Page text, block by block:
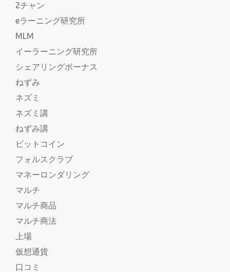
2チャン
eラーニング研究所
MLM
イーラーニング研究所
シェアリングボーナス
ねずみ
ネズミ
ネズミ講
ねずみ講
ビットコイン
フォルスクラブ
マネーロンダリング
マルチ
マルチ商品
マルチ商法
上場
仮想通貨
口コミ